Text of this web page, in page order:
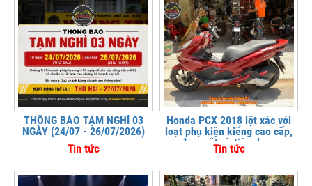
THÔNG BÁO TẠM NGHỈ 03
NGÀY (24/07 - 26/07/2026)
Tin tức
Honda PCX 2018 lột xác với
loạt phụ kiện kiểng cao cấp,
đẹp mắt và tiện dụng
Tin tức